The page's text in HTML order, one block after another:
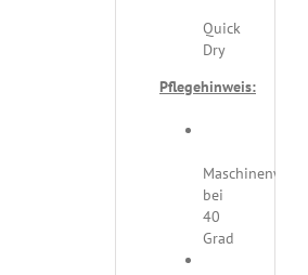
Quick
Dry
Pflegehinweis:
bei
40
Grad